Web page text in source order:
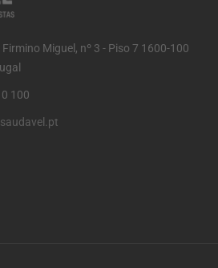
Firmino Miguel, nº 3 - Piso 7 1600-100
100